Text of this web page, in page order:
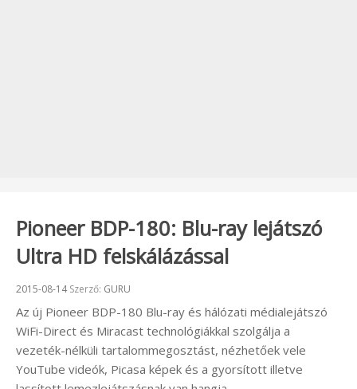
Pioneer BDP-180: Blu-ray lejátszó
Ultra HD felskálázással
Beküldve:
2015-08-14Szerző: GURU
Az új Pioneer BDP-180 Blu-ray és hálózati médialejátszó
WiFi-Direct és Miracast technológiákkal szolgálja a
vezeték-nélküli tartalommegosztást, nézhetőek vele
YouTube videók, Picasa képek és a gyorsított illetve